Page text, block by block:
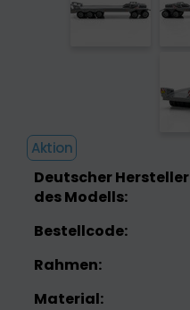
Aktion
Deutscher Hersteller
des Modells:
Bestellcode:
Rahmen:
Material: